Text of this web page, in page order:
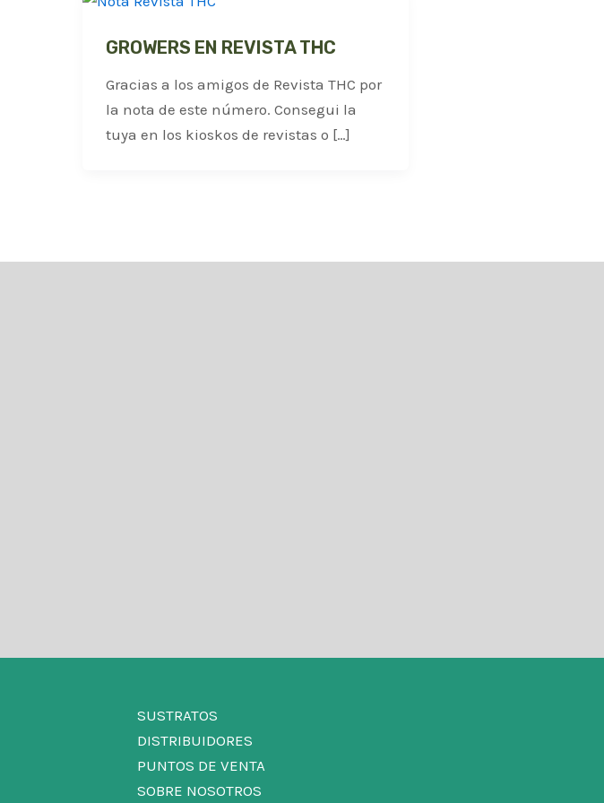
GROWERS EN REVISTA THC
Gracias a los amigos de Revista THC por
la nota de este número. Consegui la
tuya en los kioskos de revistas o […]
SUSTRATOS
DISTRIBUIDORES
PUNTOS DE VENTA
SOBRE NOSOTROS